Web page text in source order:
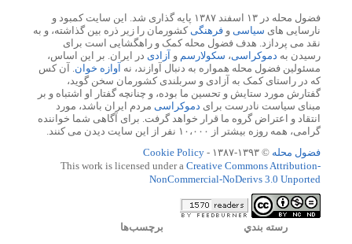
فضول محله در ۱۳ اسفند ۱۳۸۷ پایه گذاری شد. این سایت کمبود و
نارسایی های سیاسی و فرهنگی کشورمان را زیر ذره بین گذاشته، و به
نقد می پردازد. هدف فضول محله کمک و راهگشایی است برای
رسیدن به دموکراسی، سکولارسم و آزادی در ایران. بر این اساس،
مسئولین فضول محله همواره به دنبال آوازند، نه آوازه خوان . آن کس
که در راستای کمک به آزادی و سربلندی کشورمان سخن گوید،
گفتارش مورد ستایش و تحسین ما بوده، و چنانچه گفتار او اشتباه و بر
مبنای سیاست نادرست برای دموکراسی مردم ایران باشد، مورد
انتقاد و اعتراض گروه ما قرار خواهد گرفت. برای آگاهی شما خواننده
گرامی، همه روزه بیشتر از ۱۰،۰۰۰ نفر از این سایت دیدن می کنند.
فضول محله © ۱۳۹۳-۱۳۸۷ -
Cookie Policy
This work is licensed under a Creative Commons Attribution-
NonCommercial-NoDerivs 3.0 Unported
رسته بندي برچسب‌ها